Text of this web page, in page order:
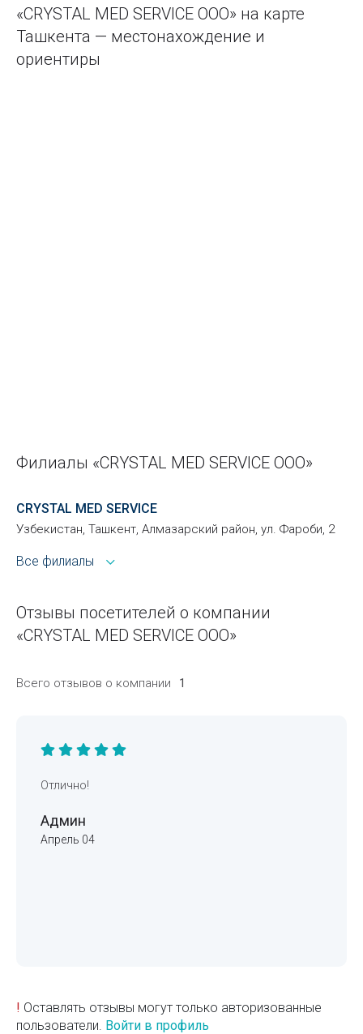
«CRYSTAL MED SERVICE ООО» на карте
Ташкента — местонахождение и
ориентиры
Филиалы «CRYSTAL MED SERVICE ООО»
CRYSTAL MED SERVICE
Узбекистан, Ташкент, Алмазарский район, ул. Фароби, 2
Все филиалы
Отзывы посетителей о компании
«CRYSTAL MED SERVICE ООО»
Всего отзывов о компании 1
Отлично!
Админ
Апрель 04
! Оставлять отзывы могут только авторизованные
пользователи. Войти в профиль